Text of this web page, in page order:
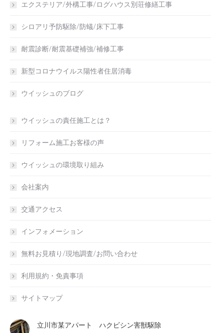
エクステリア/外構工事/ログハウス別荘修繕工事
シロアリ予防駆除/防蟻/床下工事
耐震診断/耐震基礎補強/補修工事
新型コロナウイルス陽性者住居消毒
ウイッシュのブログ
ウイッシュの責任施工とは？
リフォーム施工お客様の声
ウイッシュの環境取り組み
会社案内
交通アクセス
インフォメーション
無料お見積り/現地調査/お問い合わせ
利用規約・免責事項
サイトマップ
立川市某アパート ハクビシン害獣駆除